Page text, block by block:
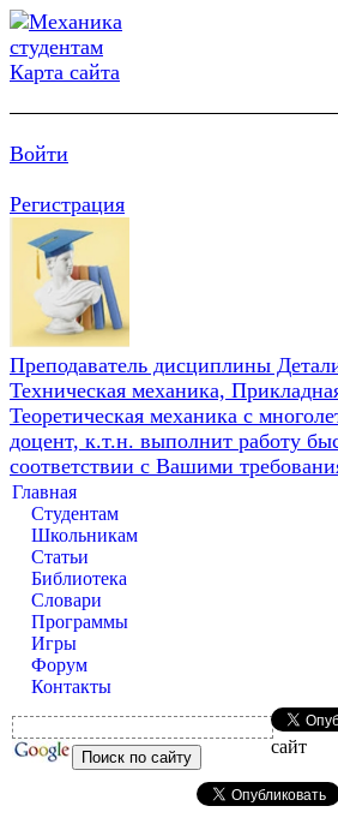
Карта сайта
Войти
Регистрация
Преподаватель дисциплины
Техническая механика,
Теоретическая механика с
доцент, к.т.н. выполнит работу
соответствии с Вашими
Главная
Студентам
Школьникам
Статьи
Библиотека
Словари
Программы
Игры
Форум
Контакты
сайт